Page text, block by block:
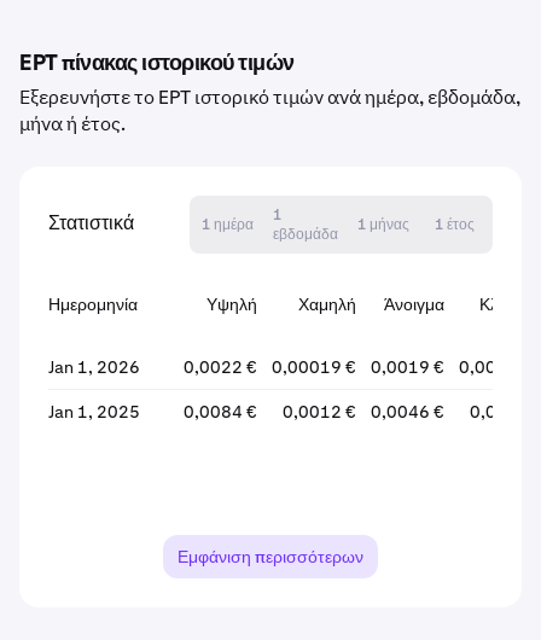
EPT πίνακας ιστορικού τιμών
Εξερευνήστε το EPT ιστορικό τιμών ανά ημέρα, εβδομάδα,
μήνα ή έτος.
Στατιστικά 1 ημέρα
1
εβδομάδα
1 μήνας 1 έτος
Ημερομηνία Υψηλή Χαμηλή Άνοιγμα
Jan 1, 2026 0,0022 € 0,00019 € 0,0019 € 0,00019
Jan 1, 2025 0,0084 € 0,0012 € 0,0046 € 0,0019
Εμφάνιση περισσότερων